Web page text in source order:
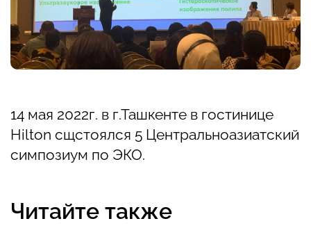
14 мая 2022г. в г.Ташкенте в гостинице
Hilton сщстоялся 5 Центральноазиатский
симпозиум по ЭКО.
Читайте также